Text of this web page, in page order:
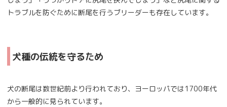
トラブルを防ぐために断尾を行うブリーダーも存在しています。
犬種の伝統を守るため
犬の断尾は数世紀前より行われており、ヨーロッパでは1700年代
から一般的に見られています。